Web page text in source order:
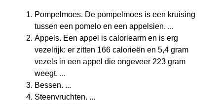
Pompelmoes. De pompelmoes is een kruising
tussen een pomelo en een appelsien. ...
Appels. Een appel is caloriearm en is erg
vezelrijk: er zitten 166 calorieën en 5,4 gram
vezels in een appel die ongeveer 223 gram
weegt. ...
Bessen. ...
Steenvruchten. ...